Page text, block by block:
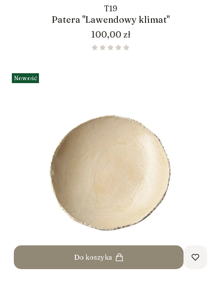
T19
Patera "Lawendowy klimat"
Cena
100,00 zł
Nowość
Do koszyka